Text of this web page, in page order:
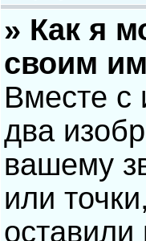
» Как я
своим
Вместе с
два
вашему
или